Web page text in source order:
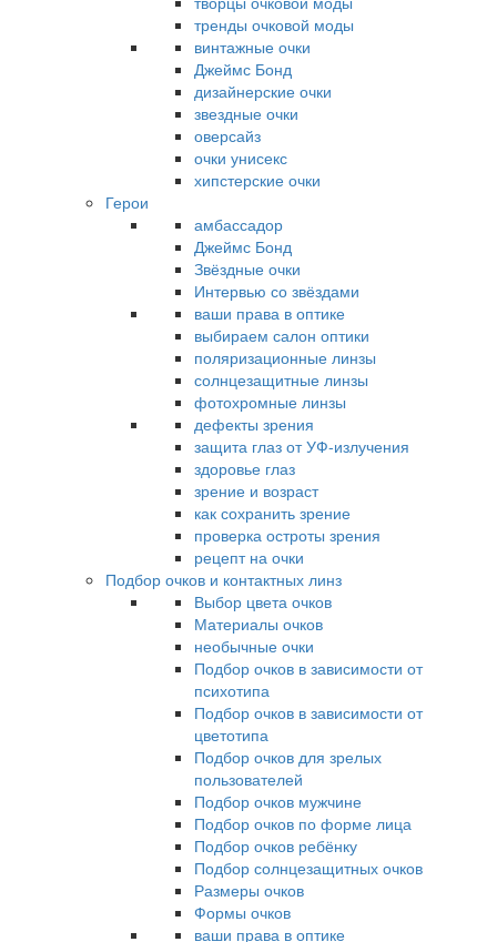
тренды очковой моды
винтажные очки
Джеймс Бонд
дизайнерские очки
звездные очки
оверсайз
очки унисекс
хипстерские очки
Герои
амбассадор
Джеймс Бонд
Звёздные очки
Интервью со звёздами
ваши права в оптике
выбираем салон оптики
поляризационные линзы
солнцезащитные линзы
фотохромные линзы
дефекты зрения
защита глаз от УФ-излучения
здоровье глаз
зрение и возраст
как сохранить зрение
проверка остроты зрения
рецепт на очки
Подбор очков и контактных линз
Выбор цвета очков
Материалы очков
необычные очки
Подбор очков в зависимости от
психотипа
Подбор очков в зависимости от
цветотипа
Подбор очков для зрелых
пользователей
Подбор очков мужчине
Подбор очков по форме лица
Подбор очков ребёнку
Подбор солнцезащитных очков
Размеры очков
Формы очков
ваши права в оптике